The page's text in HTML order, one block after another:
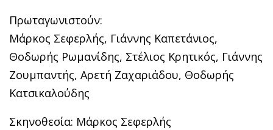
Πρωταγωνιστούν:
Μάρκος Σεφερλής, Γιάννης Καπετάνιος,
Θοδωρής Ρωμανίδης, Στέλιος Κρητικός, Γιάννης
Ζουμπαντής, Αρετή Ζαχαριάδου, Θοδωρής
Κατσικαλούδης
Σκηνοθεσία: Μάρκος Σεφερλής